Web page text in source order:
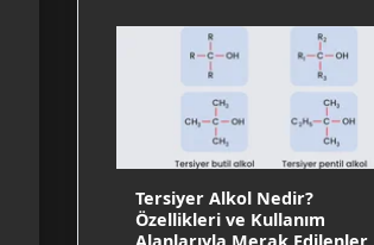
Tersiyer Alkol Nedir?
Özellikleri ve Kullanım